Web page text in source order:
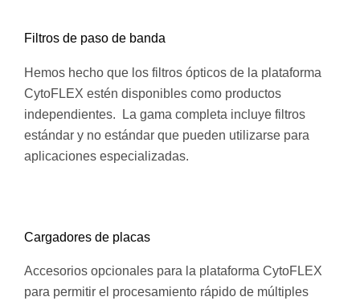
Filtros de paso de banda
Hemos hecho que los filtros ópticos de la plataforma
CytoFLEX estén disponibles como productos
independientes. La gama completa incluye filtros
estándar y no estándar que pueden utilizarse para
aplicaciones especializadas.
Cargadores de placas
Accesorios opcionales para la plataforma CytoFLEX
para permitir el procesamiento rápido de múltiples